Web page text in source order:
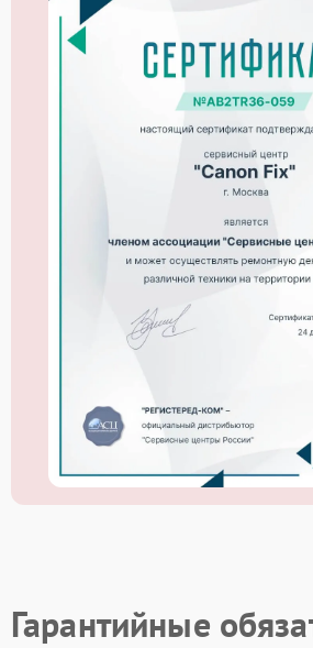
Гарантийные